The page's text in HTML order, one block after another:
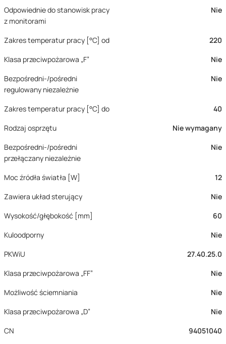
Odpowiednie do stanowisk pracy
z monitorami
Nie
Zakres temperatur pracy [°C] od
220
Klasa przeciwpożarowa „F”
Nie
Bezpośredni-/pośredni
regulowany niezależnie
Nie
Zakres temperatur pracy [°C] do
40
Rodzaj osprzętu
Nie wymagany
Bezpośredni-/pośredni
przełączany niezależnie
Nie
Moc źródła światła [W]
12
Zawiera układ sterujący
Nie
Wysokość/głębokość [mm]
60
Kuloodporny
Nie
PKWiU
27.40.25.0
Klasa przeciwpożarowa „FF”
Nie
Możliwość ściemniania
Nie
Klasa przeciwpożarowa „D”
Nie
CN
94051040